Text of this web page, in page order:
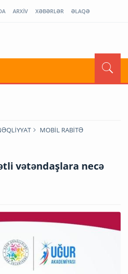
ARXİV XƏBƏRLƏR ƏLAQƏ
MOBİL RABİTƏ
vətəndaşlara necə